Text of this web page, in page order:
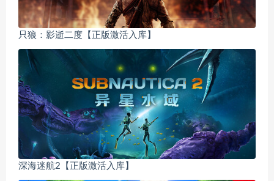
只狼：影逝二度【正版激活入库】
深海迷航2【正版激活入库】